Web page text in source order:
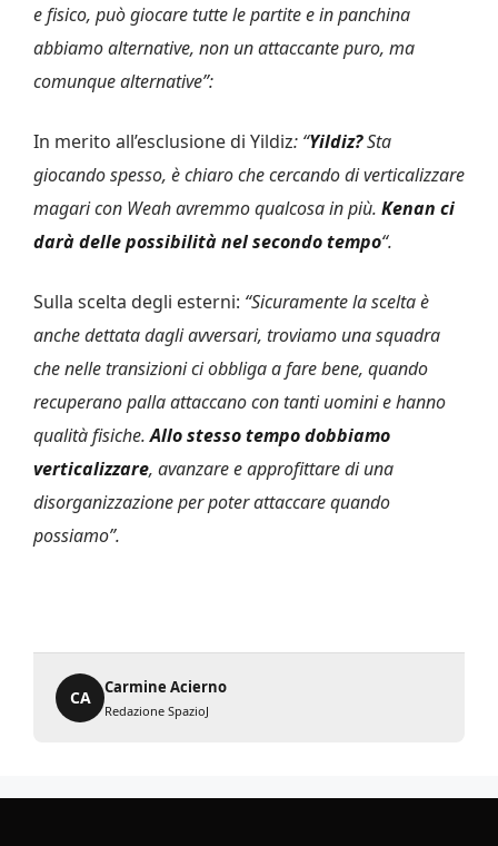
e fisico, può giocare tutte le partite e in panchina
abbiamo alternative, non un attaccante puro, ma
comunque alternative”:
In merito all’esclusione di Yildiz: “Yildiz?Sta
giocando spesso, è chiaro che cercando di verticalizzare
magari con Weah avremmo qualcosa in più. Kenan ci
darà delle possibilità nel secondo tempo“.
Sulla scelta degli esterni: “Sicuramente la scelta è
anche dettata dagli avversari, troviamo una squadra
che nelle transizioni ci obbliga a fare bene, quando
recuperano palla attaccano con tanti uomini e hanno
qualità fisiche.Allo stesso tempo dobbiamo
verticalizzare, avanzare e approfittare di una
disorganizzazione per poter attaccare quando
possiamo”.
CA
Carmine Acierno
Redazione SpazioJ